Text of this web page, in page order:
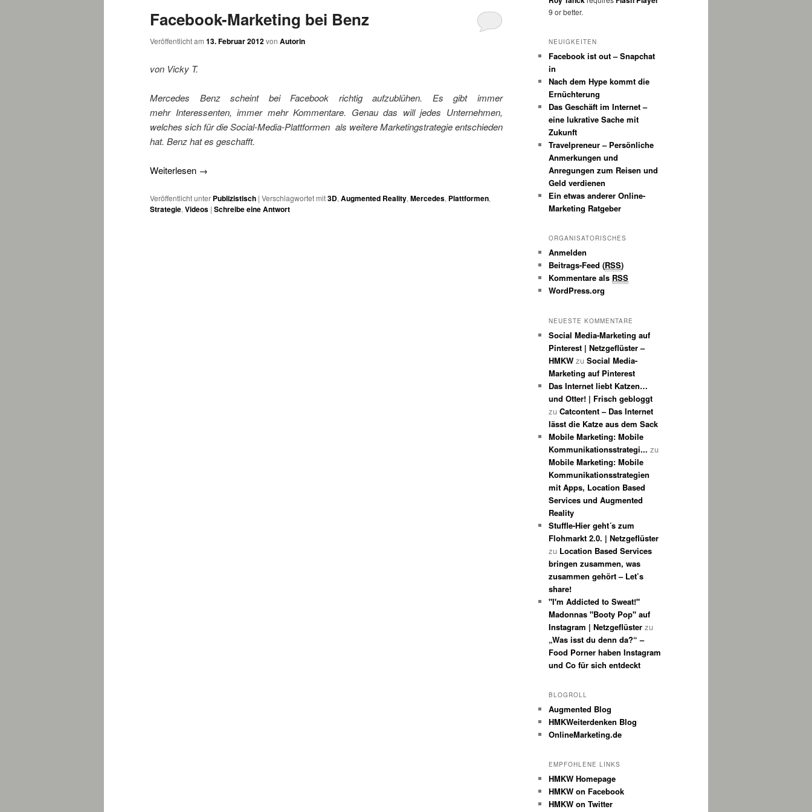
wechseln
Facebook-Marketing bei Benz
Veröffentlicht am 13. Februar 2012von Autorin
von Vicky T.
Mercedes Benz scheint bei Facebook richtig aufzublühen. Es gibt immer
mehr Interessenten, immer mehr Kommentare. Genau das will jedes Unternehmen,
welches sich für die Social-Media-Plattformen als weitere Marketingstrategie entschieden
hat. Benz hat es geschafft.
Weiterlesen →
Veröffentlicht unter Publizistisch | Verschlagwortet mit3D, Augmented Reality, Mercedes, Plattformen,
Strategie, Videos | Schreibe eine Antwort
9 or better.
NEUIGKEITEN
Facebook ist out – Snapchat
in
Nach dem Hype kommt die
Ernüchterung
Das Geschäft im Internet –
eine lukrative Sache mit
Zukunft
Travelpreneur – Persönliche
Anmerkungen und
Anregungen zum Reisen und
Geld verdienen
Ein etwas anderer Online-
Marketing Ratgeber
ORGANISATORISCHES
Anmelden
Beitrags-Feed (RSS)
Kommentare als RSS
WordPress.org
NEUESTE KOMMENTARE
Social Media-Marketing auf
Pinterest | Netzgeflüster –
HMKW zu Social Media-
Marketing auf Pinterest
Das Internet liebt Katzen…
und Otter! | Frisch gebloggt
zu Catcontent – Das Internet
lässt die Katze aus dem Sack
Mobile Marketing: Mobile
Kommunikationsstrategi... zu
Mobile Marketing: Mobile
Kommunikationsstrategien
mit Apps, Location Based
Services und Augmented
Reality
Stuffle-Hier geht´s zum
Flohmarkt 2.0. | Netzgeflüster
zu Location Based Services
bringen zusammen, was
zusammen gehört – Let’s
share!
"I'm Addicted to Sweat!"
Madonnas "Booty Pop" auf
Instagram | Netzgeflüster zu
„Was isst du denn da?“ –
Food Porner haben Instagram
und Co für sich entdeckt
BLOGROLL
Augmented Blog
HMKWeiterdenken Blog
OnlineMarketing.de
EMPFOHLENE LINKS
HMKW Homepage
HMKW on Facebook
HMKW on Twitter